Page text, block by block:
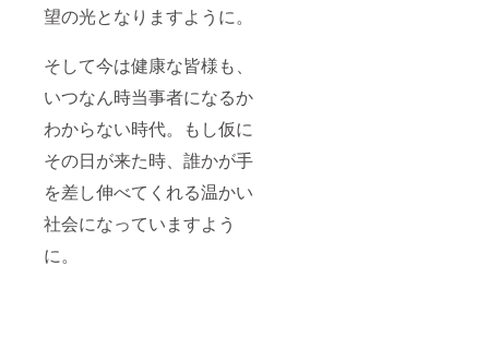
望の光となりますように。
そして今は健康な皆様も、
いつなん時当事者になるか
わからない時代。もし仮に
その日が来た時、誰かが手
を差し伸べてくれる温かい
社会になっていますよう
に。